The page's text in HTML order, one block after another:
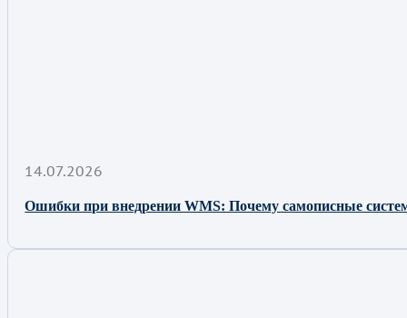
14.07.2026
Ошибки при внедрении WMS: Почему самописные